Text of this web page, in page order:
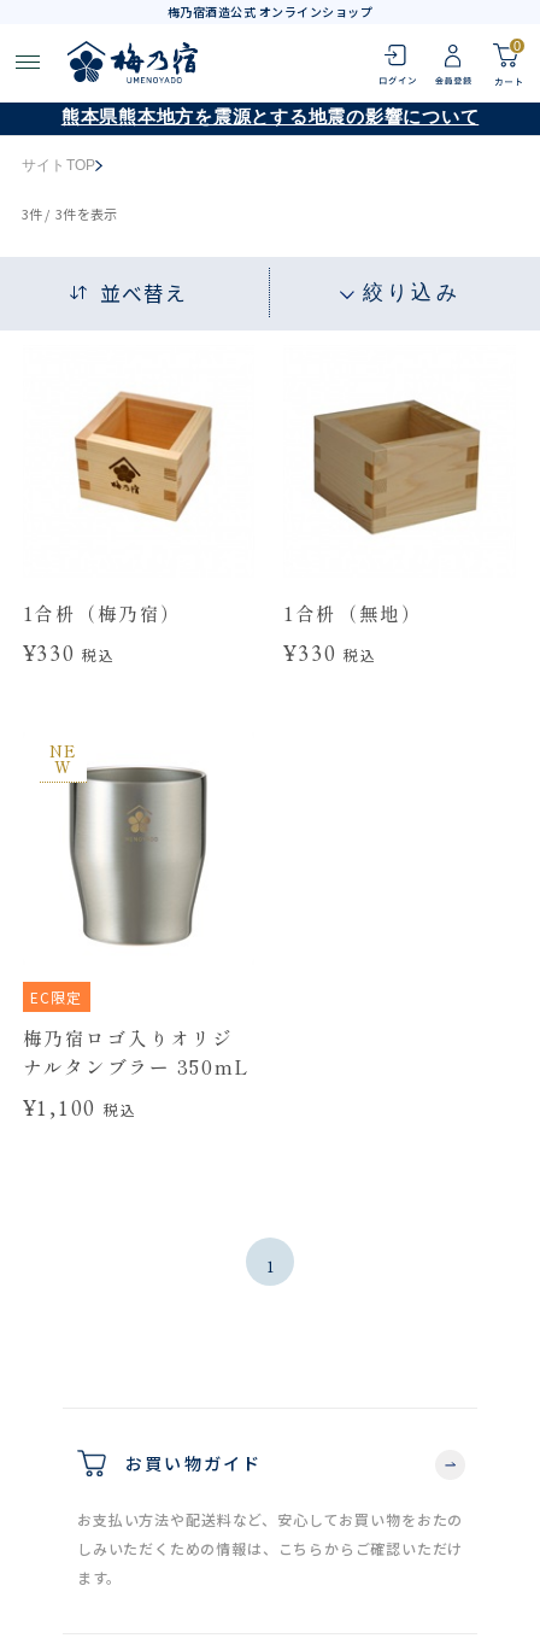
梅乃宿酒造公式 オンラインショップ
0
熊本県熊本地方を震源とする地震の影響について
サイトTOP
3件 / 3件を表示
並べ替え 絞り込み
1合枡（梅乃宿）
¥330税込
1合枡（無地）
¥330税込
NE
W
EC限定
梅乃宿ロゴ入りオリジ
ナルタンブラー 350mL
¥1,100税込
1
お買い物ガイド
お支払い方法や配送料など、安心してお買い物をおたの
しみいただくための情報は、こちらからご確認いただけ
ます。